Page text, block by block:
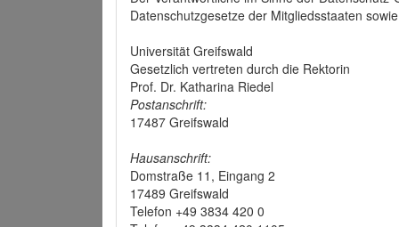
Datenschutzgesetze der Mitgliedsstaaten
Universität Greifswald
Gesetzlich vertreten durch die Rektorin
Prof. Dr. Katharina Riedel
Postanschrift:
17487 Greifswald
Hausanschrift:
Domstraße 11, Eingang 2
17489 Greifswald
Telefon +49 3834 420 0